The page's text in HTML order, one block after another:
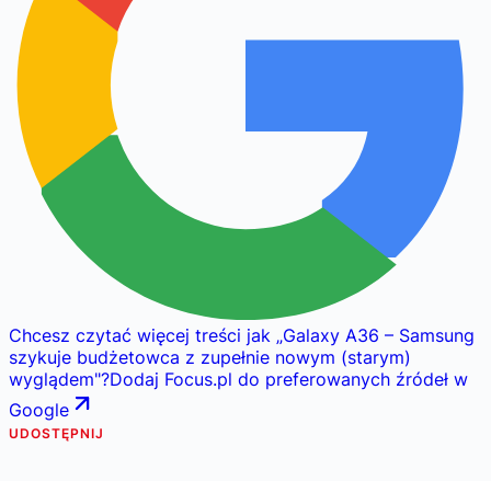
Chcesz czytać więcej treści jak „Galaxy A36 – Samsung
szykuje budżetowca z zupełnie nowym (starym)
wyglądem"?Dodaj Focus.pl do preferowanych źródeł w
Google
UDOSTĘPNIJ